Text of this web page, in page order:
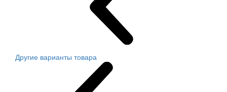
Другие варианты товара